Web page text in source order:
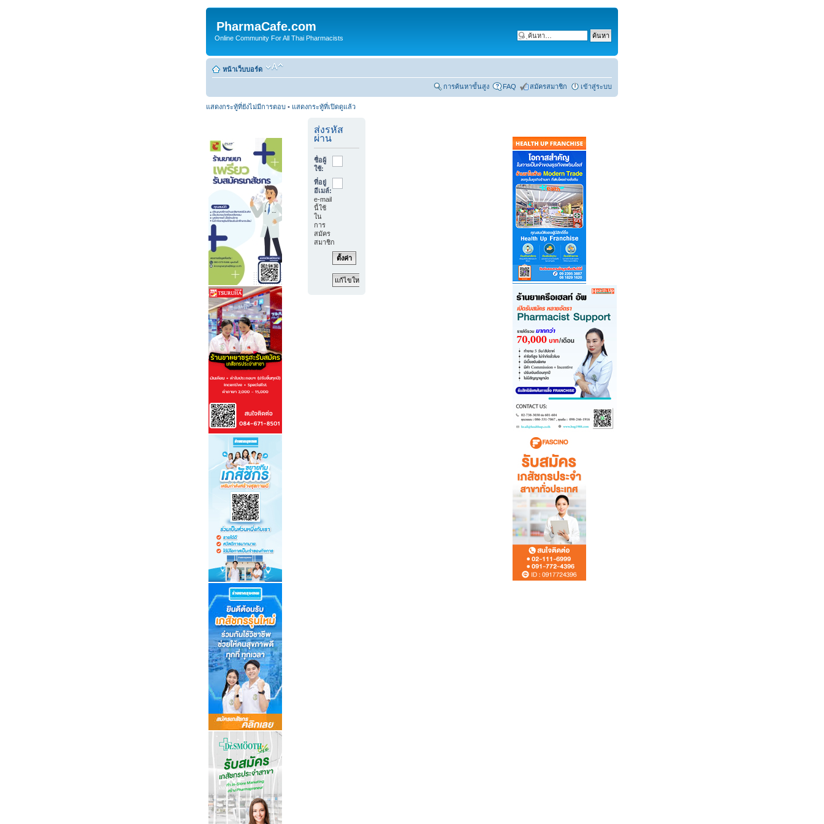
PharmaCafe.com
Online Community For All Thai Pharmacists
หน้าเว็บบอร์ด
การค้นหาขั้นสูง FAQ สมัครสมาชิก เข้าสู่ระบบ
แสดงกระทู้ที่ยังไม่มีการตอบ • แสดงกระทู้ที่เปิดดูแล้ว
ส่งรหัส
ผ่าน
ชื่อผู้
ใช้:
ที่อยู่
อีเมล์:
e-mail
นี้ใช้
ใน
การ
สมัคร
สมาชิก